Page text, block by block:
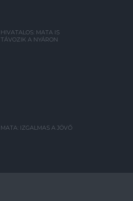
HIVATALOS: MATA IS
TÁVOZIK A NYÁRON
MATA: IZGALMAS A JÖVŐ